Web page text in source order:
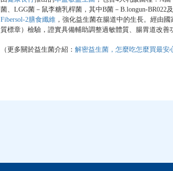
菌、LGG菌－鼠李糖乳桿菌，其中B菌－B.longun-BR022
Fibersol-2膳食纖維 ，強化益生菌在腸道中的生長。經由
質標章）檢驗，證實具備輔助調整過敏體質、腸胃道改善
（更多關於益生菌介紹： 解密益生菌，怎麼吃怎麼買最安